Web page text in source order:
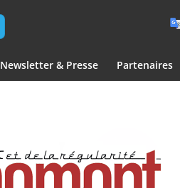
Newsletter & Presse Partenaires